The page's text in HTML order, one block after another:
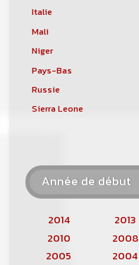
Italie
Mali
Niger
Pays-Bas
Russie
Sierra Leone
Année de début
2014 2013
2010
2008
2005
2004